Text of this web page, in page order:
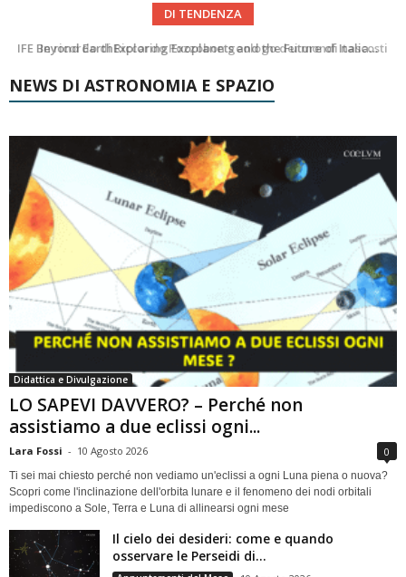
DI TENDENZA
In ricordo di Riccardo Pozzobon geologo dei mondi nascosti
Una volta qualcuno li usava
NEWS DI ASTRONOMIA E SPAZIO
Didattica e Divulgazione
LO SAPEVI DAVVERO? – Perché non
assistiamo a due eclissi ogni...
Lara Fossi - 10 Agosto 2026 0
Ti sei mai chiesto perché non vediamo un'eclissi a ogni Luna piena o nuova?
Scopri come l'inclinazione dell'orbita lunare e il fenomeno dei nodi orbitali
impediscono a Sole, Terra e Luna di allinearsi ogni mese
Il cielo dei desideri: come e quando
osservare le Perseidi di...